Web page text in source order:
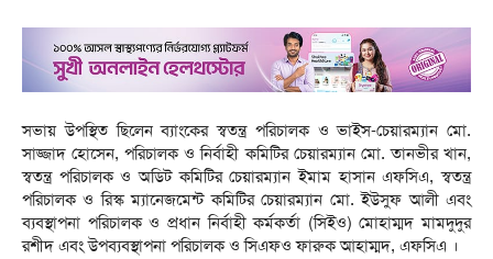
সভায় উপস্থিত ছিলেন ব্যাংকের স্বতন্ত্র পরিচালক ও ভাইস-চেয়ারম্যান মো.
সাজ্জাদ হোসেন, পরিচালক ও নির্বাহী কমিটির চেয়ারম্যান মো. তানভীর খান,
স্বতন্ত্র পরিচালক ও অডিট কমিটির চেয়ারম্যান ইমাম হাসান এফসিএ, স্বতন্ত্র
পরিচালক ও রিস্ক ম্যানেজমেন্ট কমিটির চেয়ারম্যান মো. ইউসুফ আলী এবং
ব্যবস্থাপনা পরিচালক ও প্রধান নির্বাহী কর্মকর্তা (সিইও) মোহাম্মদ মামদুদুর
রশীদ এবং উপব্যবস্থাপনা পরিচালক ও সিএফও ফারুক আহাম্মদ, এফসিএ ।